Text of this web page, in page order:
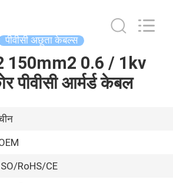
पीवीसी अछूता केबल्स
150mm2 0.6 / 1kv
पीवीसी आर्मर्ड केबल
RoHS/CE